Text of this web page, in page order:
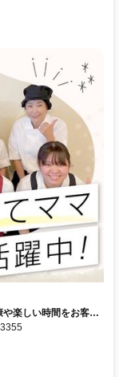
楽しい時間をお客様